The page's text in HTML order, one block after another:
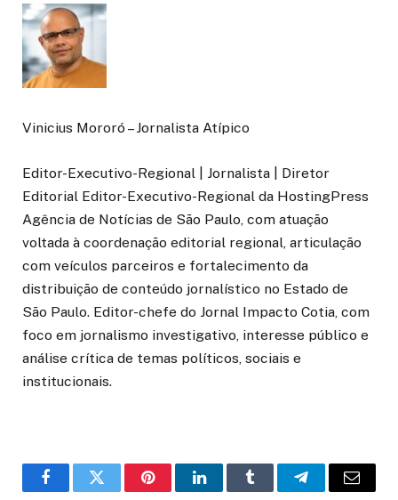
Vinicius Mororó – Jornalista Atípico
Editor-Executivo-Regional | Jornalista | Diretor
Editorial Editor-Executivo-Regional da HostingPress
Agência de Notícias de São Paulo, com atuação
voltada à coordenação editorial regional, articulação
com veículos parceiros e fortalecimento da
distribuição de conteúdo jornalístico no Estado de
São Paulo. Editor-chefe do Jornal Impacto Cotia, com
foco em jornalismo investigativo, interesse público e
análise crítica de temas políticos, sociais e
institucionais.
o
Twitter PinterestLinkedInTumblr Telegrama
E-